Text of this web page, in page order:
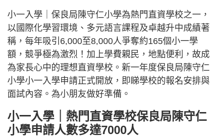
小一入學｜保良局陳守仁小學為熱門直資學校之一，
以國際化學習環境、多元語言課程及卓越升中成績著
稱，每年吸引6,000至8,000人爭奪約165個小一學
額，競爭極為激烈！加上學費親民，地點便利，故成
為家長心中的理想直資學校。新一年度保良局陳守仁
小學小一入學申請正式開放，即睇學校的報名安排與
面試內容。為小朋友做好準備。
小一入學｜熱門直資學校保良局陳守仁
小學申請人數多達7000人